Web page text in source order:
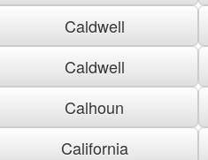
Caldwell
Caldwell
Calhoun
California